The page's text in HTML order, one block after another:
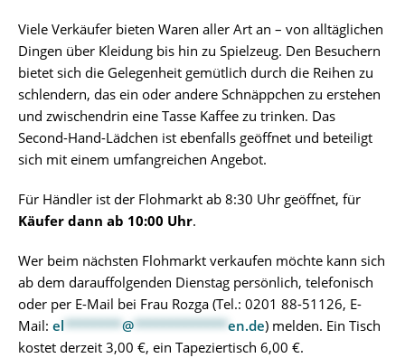
Viele Verkäufer bieten Waren aller Art an – von alltäglichen
Dingen über Kleidung bis hin zu Spielzeug. Den Besuchern
bietet sich die Gelegenheit gemütlich durch die Reihen zu
schlendern, das ein oder andere Schnäppchen zu erstehen
und zwischendrin eine Tasse Kaffee zu trinken. Das
Second-Hand-Lädchen ist ebenfalls geöffnet und beteiligt
sich mit einem umfangreichen Angebot.
Für Händler ist der Flohmarkt ab 8:30 Uhr geöffnet, für
Käufer dann ab 10:00 Uhr.
Wer beim nächsten Flohmarkt verkaufen möchte kann sich
ab dem darauffolgenden Dienstag persönlich, telefonisch
oder per E-Mail bei Frau Rozga (Tel.: 0201 88-51126, E-
Mail: el********@*************en.de) melden. Ein Tisch
kostet derzeit 3,00 €, ein Tapeziertisch 6,00 €.